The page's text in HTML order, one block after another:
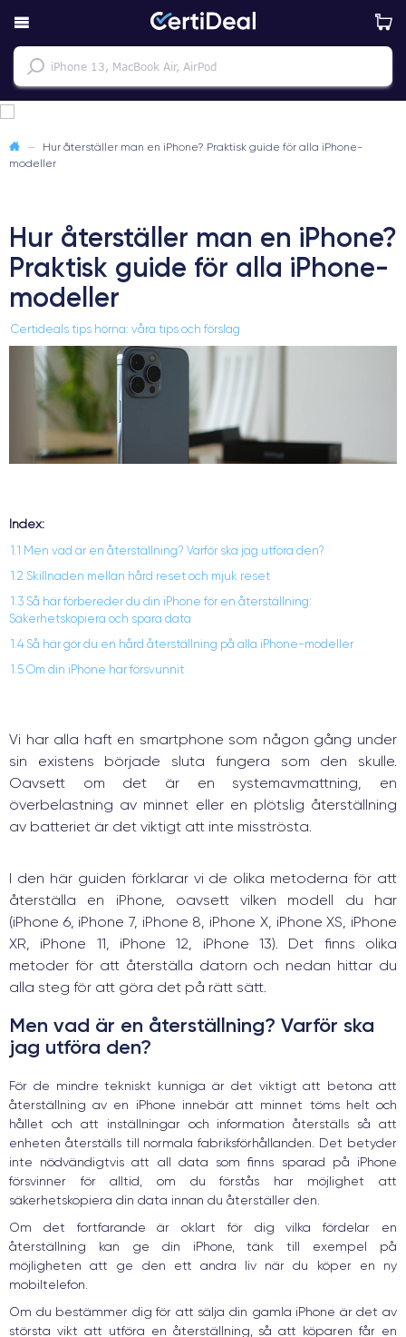
—
Hur återställer man en iPhone? Praktisk guide för alla iPhone-
modeller
Hur återställer man en iPhone?
Praktisk guide för alla iPhone-
modeller
Certideals tips hörna: våra tips och förslag
Index:
1.1 Men vad är en återställning? Varför ska jag utföra den?
1.2 Skillnaden mellan hård reset och mjuk reset
1.3 Så här förbereder du din iPhone för en återställning:
Säkerhetskopiera och spara data
1.4 Så här gör du en hård återställning på alla iPhone-modeller
1.5 Om din iPhone har försvunnit
Vi har alla haft en smartphone som någon gång under
sin existens började sluta fungera som den skulle.
Oavsett om det är en systemavmattning, en
överbelastning av minnet eller en plötslig återställning
av batteriet är det viktigt att inte misströsta.
I den här guiden förklarar vi de olika metoderna för att
återställa en iPhone, oavsett vilken modell du har
(iPhone 6, iPhone 7, iPhone 8, iPhone X, iPhone XS, iPhone
XR, iPhone 11, iPhone 12, iPhone 13). Det finns olika
metoder för att återställa datorn och nedan hittar du
alla steg för att göra det på rätt sätt.
Men vad är en återställning? Varför ska
jag utföra den?
För de mindre tekniskt kunniga är det viktigt att betona att
återställning av en iPhone innebär att minnet töms helt och
hållet och att inställningar och information återställs så att
enheten återställs till normala fabriksförhållanden. Det betyder
inte nödvändigtvis att all data som finns sparad på iPhone
försvinner för alltid, om du förstås har möjlighet att
säkerhetskopiera din data innan du återställer den.
Om det fortfarande är oklart för dig vilka fördelar en
återställning kan ge din iPhone, tänk till exempel på
möjligheten att ge den ett andra liv när du köper en ny
mobiltelefon.
Om du bestämmer dig för att sälja din gamla iPhone är det av
största vikt att utföra en återställning, så att köparen får en